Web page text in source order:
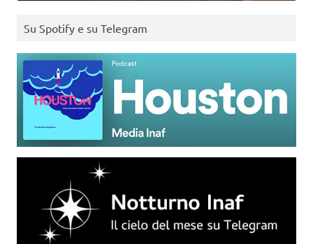
Su Spotify e su Telegram